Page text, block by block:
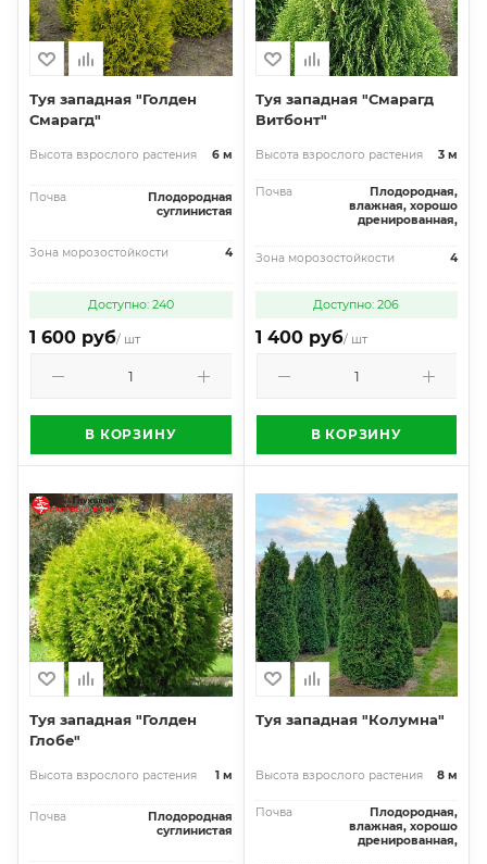
Туя западная "Голден
Смарагд"
Высота взрослого растения 6 м
Почва
Плодородная
суглинистая
Зона морозостойкости 4
Доступно: 240
1 600 руб/ шт
В КОРЗИНУ
Туя западная "Смарагд
Витбонт"
Высота взрослого растения 3 м
Почва
Плодородная,
влажная, хорошо
дренированная,
Зона морозостойкости 4
Доступно: 206
1 400 руб/ шт
В КОРЗИНУ
Туя западная "Голден
Глобе"
Высота взрослого растения 1 м
Почва
Плодородная
суглинистая
Туя западная "Колумна"
Высота взрослого растения 8 м
Почва
Плодородная,
влажная, хорошо
дренированная,